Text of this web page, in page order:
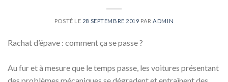
POSTÉ LE 28 SEPTEMBRE 2019 PAR ADMIN
Rachat d’épave : comment ça se passe ?
Au fur et à mesure que le temps passe, les voitures présentant
des problèmes mécaniques se dégradent et entraînent des